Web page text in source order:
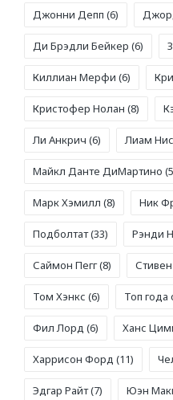
Джонни Депп (6)
Ди Брэдли Бейкер (6)
Киллиан Мерфи (6)
Кристофер Нолан (8)
Ли Анкрич (6) Лиам
Майкл Данте ДиМартино
Марк Хэмилл (8) Ник
Подболтат(33) Рэнди
Саймон Пегг(8)
Том Хэнкс (6) Топ года
Фил Лорд (6) Ханс
Харрисон Форд (11)
Эдгар Райт(7) Юэн